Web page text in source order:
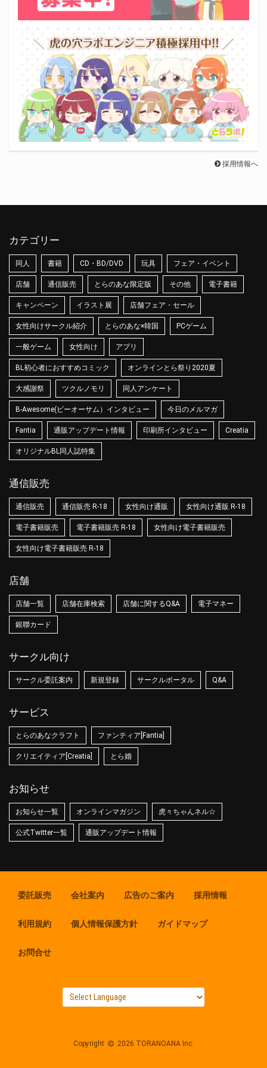
採用情報へ
カテゴリー
同人 書籍 CD・BD/DVD 玩具 フェア・イベント
店舗 通信販売 とらのあな限定版 その他 電子書籍
キャンペーン イラスト展 店舗フェア・セール
女性向けサークル紹介 とらのあな×韓国 PCゲーム
一般ゲーム 女性向け アプリ
BL初心者におすすめコミック オンラインとら祭り2020夏
大感謝祭 ツクルノモリ 同人アンケート
B-Awesome(ビーオーサム）インタビュー 今日のメルマガ
Fantia 通販アップデート情報 印刷所インタビュー Creatia
オリジナルBL同人誌特集
通信販売
通信販売 通信販売 R-18 女性向け通販 女性向け通販 R-18
電子書籍販売 電子書籍販売 R-18 女性向け電子書籍販売
女性向け電子書籍販売 R-18
店舗
店舗一覧 店舗在庫検索 店舗に関するQ&A 電子マネー
銀聯カード
サークル向け
サークル委託案内 新規登録 サークルポータル Q&A
サービス
とらのあなクラフト ファンティア[Fantia]
クリエイティア[Creatia] とら婚
お知らせ
お知らせ一覧 オンラインマガジン 虎々ちゃんネル☆
公式Twitter一覧 通販アップデート情報
委託販売 会社案内 広告のご案内 採用情報
利用規約 個人情報保護方針 ガイドマップ
お問合せ
Copyright 2026 TORANOANA Inc.